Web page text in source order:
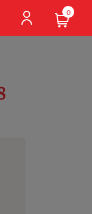
0